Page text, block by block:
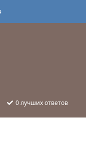
0лучших ответов